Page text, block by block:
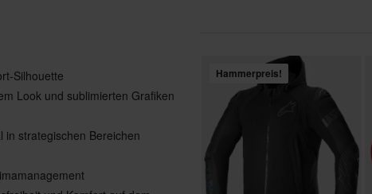
Silhouette
Look und sublimierten Grafiken
in strategischen Bereichen
Hammerpreis!